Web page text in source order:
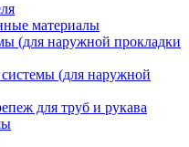
материалы
(для наружной прокладки
(для наружной
для труб и рукава